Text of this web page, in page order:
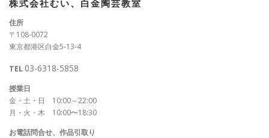
株式会社むい、白金陶芸教室
住所
〒108-0072
東京都港区白金5-13-4
TEL 03-6318-5858
授業日
金・土・日 10:00～22:00
月・火・木 10:00〜18:30
お電話問合せ、作品引取り